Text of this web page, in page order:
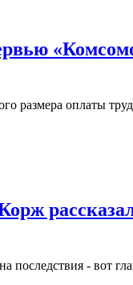
размера оплаты
последствия - вот